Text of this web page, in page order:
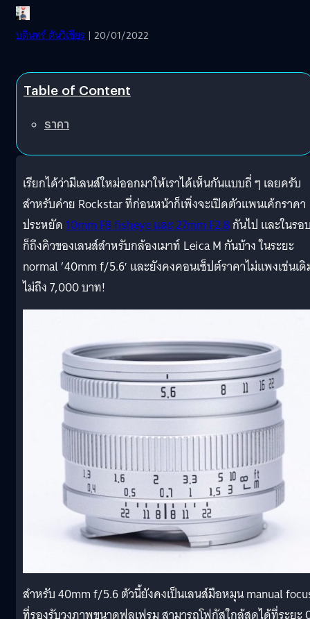
บดินทร์ ตันวิเชียร | 20/01/2022
Table of Content
ราคา
เรียกได้ว่ามีเลนส์ใหม่ออกมาให้เราได้เห็นกันแบบถี่ ๆ เลยครับ
สำหรับค่าย Rockstar ที่ก่อนหน้าก็เพิ่งจะเปิดตัวแพนเค้กราคา
ประหยัด10mm F8 fisheye และ 27mm F2.8กันไป และในรอ
ก็ถึงคิวของเลนส์สำหรับกล้องเมาท์ Leica M กันบ้าง ในระยะ
normal ’40mm f/5.6′ และยังคงคอนเซ็ปต์ราคาไม่แพงเช่นเ
ไม่ถึง 7,000 บาท!
สำหรับ 40mm f/5.6 ตัวนี้ยังคงเป็นเลนส์มือหมุน manual